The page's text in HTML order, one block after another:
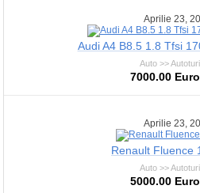
Aprilie 23,
Audi A4 B8.5 1.8 Tfsi
Auto >>
7000.00
Aprilie 23,
Renault Fluence
Auto >>
5000.00